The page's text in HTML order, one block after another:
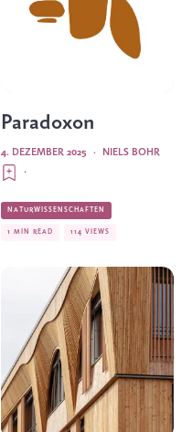
Paradoxon
NIELS BOHR
·
4. DEZEMBER 2025
·
NATURWISSENSCHAFTEN
1 MIN READ 114 VIEWS